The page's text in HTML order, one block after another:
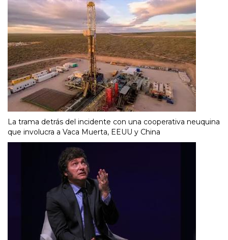
La trama detrás del incidente con una cooperativa neuquina
que involucra a Vaca Muerta, EEUU y China